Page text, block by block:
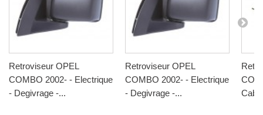
Retroviseur OPEL
COMBO 2002- - Electrique
- Degivrage -...
Retroviseur OPEL
COMBO 2002- - Electrique
- Degivrage -...